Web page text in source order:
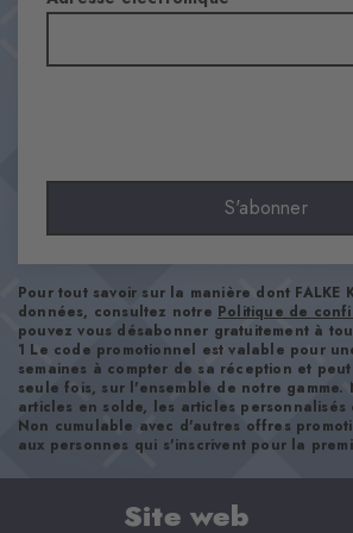
Matière
Longueur de tige
Mollet
Type d'ourlet
A côtes
Renforts
aucun
Semelle
Normal
casual
S'abonner
Pour tout savoir sur la manière dont FALKE
données, consultez notre Politique de
pouvez vous désabonner gratuitement à
1 Le code promotionnel est valable pour
semaines à compter de sa réception et
seule fois, sur l'ensemble de notre gamme.
articles en solde, les articles personnalisés
Non cumulable avec d'autres offres
aux personnes qui s'inscrivent pour la
Site web